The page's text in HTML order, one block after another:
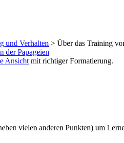
und Verhalten > Über das Training
der Papageien
Ansicht mit richtiger Formatierung.
vielen anderen Punkten) um